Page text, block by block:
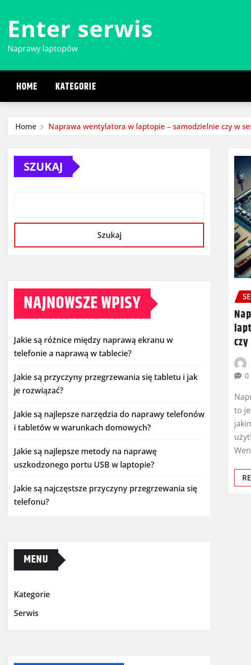
content
Enter serwis
Naprawy laptopów
HOME KATEGORIE
Home Naprawa wentylatora w laptopie – samodzielnie czy w
SZUKAJ
Szukaj
NAJNOWSZE WPISY
Jakie są różnice między naprawą ekranu w
telefonie a naprawą w tablecie?
Jakie są przyczyny przegrzewania się tabletu i jak
je rozwiązać?
Jakie są najlepsze narzędzia do naprawy telefonów
i tabletów w warunkach domowych?
Jakie są najlepsze metody na naprawę
uszkodzonego portu USB w laptopie?
Jakie są najczęstsze przyczyny przegrzewania się
telefonu?
MENU
Kategorie
Serwis
0
to